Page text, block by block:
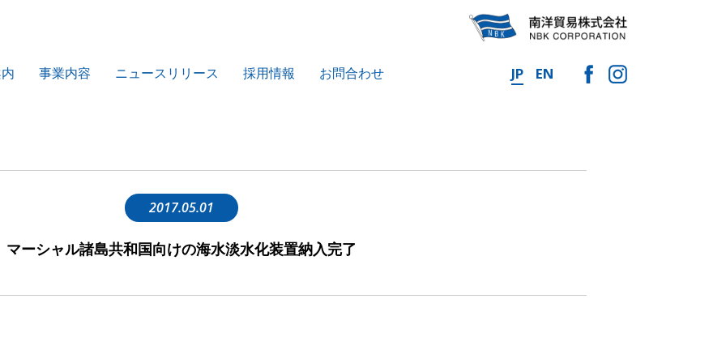
事業内容 ニュースリリース 採用情報 お問合わせ JP EN
2017.05.01
マーシャル諸島共和国向けの海水淡水化装置納入完了